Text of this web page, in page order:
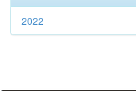
2022